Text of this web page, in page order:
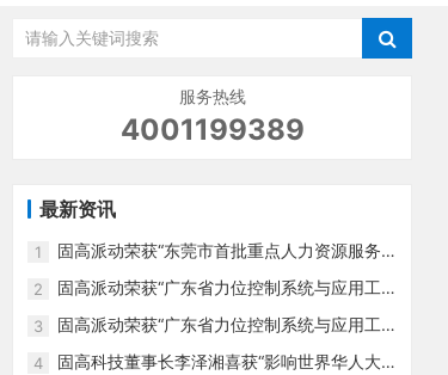
服务热线
4001199389
最新资讯
1
固高派动荣获“东莞市首批重点人力资源服务
机构”
2
固高派动荣获“广东省力位控制系统与应用工
程技术研究中心”
3
固高派动荣获“广东省力位控制系统与应用工
程技术研究中心”
4
固高科技董事长李泽湘喜获“影响世界华人大